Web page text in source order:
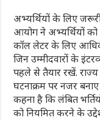
अभ्यर्थियों के लिए
आयोग ने अभ्यर्थियों
कॉल लेटर के लिए
जिन उम्मीदवारों के
पहले से तैयार रखें. राज्य
घटनाक्रम पर नजर
कहना है कि लंबित
को नियमित करने के